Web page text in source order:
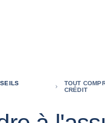
TOUT
CRÉDIT